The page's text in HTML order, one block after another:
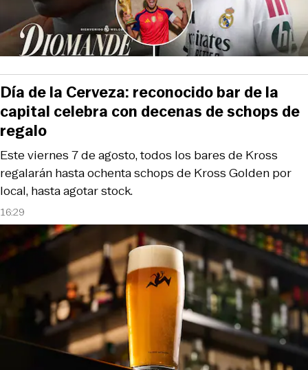
16:29
Este viernes 7 de agosto, todos los bares de Kross
regalarán hasta ochenta schops de Kross Golden por
local, hasta agotar stock.
Día de la Cerveza: reconocido bar de la
capital celebra con decenas de schops de
regalo